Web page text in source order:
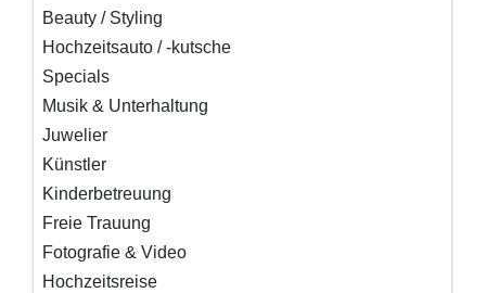
Beauty / Styling
Hochzeitsauto / -kutsche
Specials
Musik & Unterhaltung
Juwelier
Künstler
Kinderbetreuung
Freie Trauung
Fotografie & Video
Hochzeitsreise